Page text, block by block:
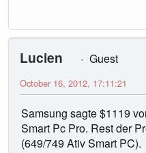
Lucien
Guest
October 16, 2012, 17:11:21
Samsung sagte $1119
Smart Pc Pro. Rest der
(649/749 Ativ Smart PC).